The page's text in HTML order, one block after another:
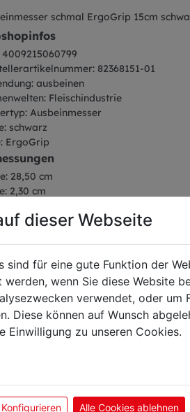
schmal ErgoGrip 15cm
4009215060799
82368151-01
ausbeinen
Fleischindustrie
Ausbeinmesser
schwarz
ErgoGrip
28,50 cm
2,30 cm
0,12 kg
auch
dieser Webseite
sind für eine gute Funktion der
wenn Sie diese Website
verwendet, oder um
Diese können auf Wunsch
Einwilligung zu unseren Cookies.
Alle Cookies ablehnen